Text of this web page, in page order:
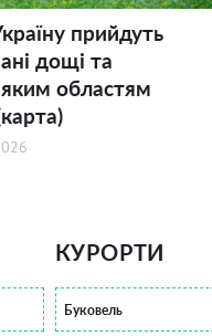
прийдуть
дощі та
областям
КУРОРТИ
Буковель